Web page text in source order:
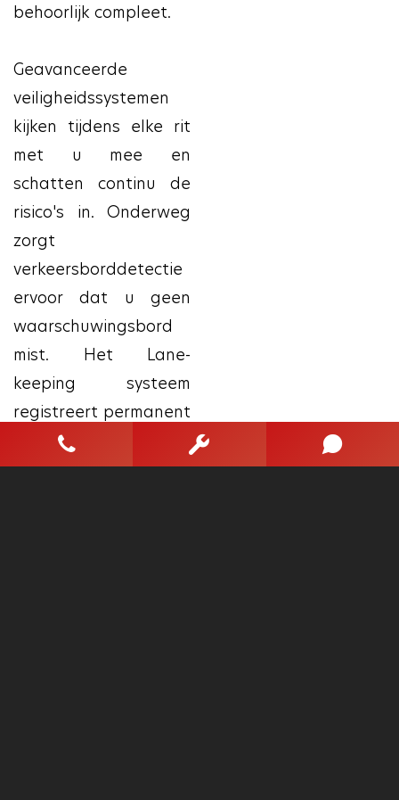
behoorlijk compleet.
Geavanceerde
veiligheidssystemen
kijken tijdens elke rit
met u mee en
schatten continu de
risico's in. Onderweg
zorgt
verkeersborddetectie
ervoor dat u geen
waarschuwingsbord
mist. Het Lane-
keeping systeem
registreert permanent
of u binnen de lijnen
van de rijstrook blijft;